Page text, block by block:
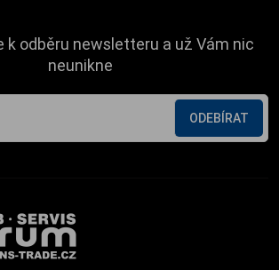
k odběru newsletteru a už Vám nic
neunikne
ODEBÍRAT